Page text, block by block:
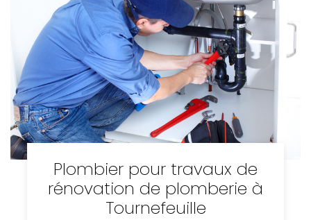
Plombier pour travaux de
rénovation de plomberie à
Tournefeuille